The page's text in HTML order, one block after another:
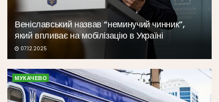
Веніславський назвав “неминучий чинник”,
який впливає на мобілізацію в Україні
07.12.2025
МУКАЧЕВО